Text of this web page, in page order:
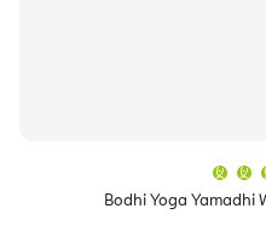
Bodhi Yoga Yamadhi